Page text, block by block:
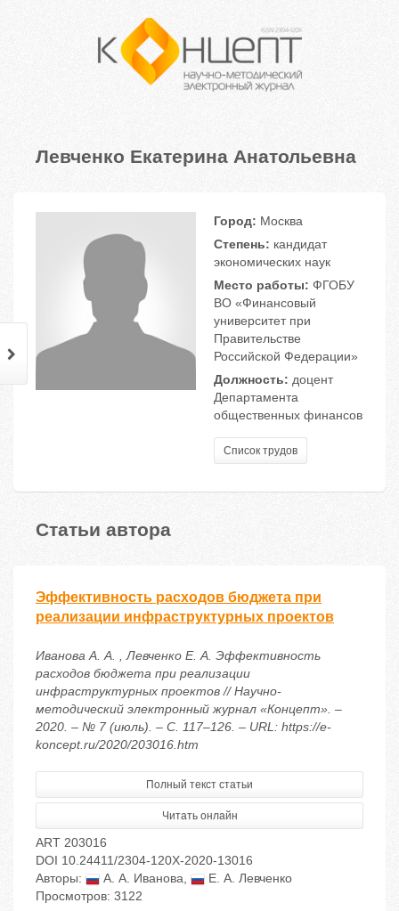
Левченко Екатерина Анатольевна
Город: Москва
Степень: кандидат
экономических наук
Место работы: ФГОБУ
ВО «Финансовый
университет при
Правительстве
Российской Федерации»
Должность: доцент
Департамента
общественных финансов
Список трудов
Статьи автора
Эффективность расходов бюджета при
реализации инфраструктурных проектов
Иванова А. А. , Левченко Е. А. Эффективность
расходов бюджета при реализации
инфраструктурных проектов // Научно-
методический электронный журнал «Концепт». –
2020. – № 7 (июль). – С. 117–126. – URL: https://e-
koncept.ru/2020/203016.htm
Полный текст статьи
Читать онлайн
ART 203016
DOI 10.24411/2304-120X-2020-13016
Авторы:
А. А. Иванова,
Е. А. Левченко
Просмотров: 3122